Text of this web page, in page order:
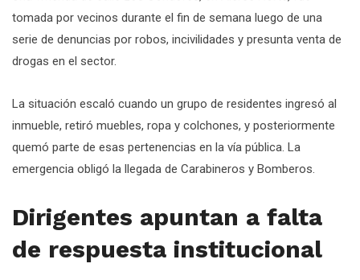
tomada por vecinos durante el fin de semana luego de una
serie de denuncias por robos, incivilidades y presunta venta de
drogas en el sector.
La situación escaló cuando un grupo de residentes ingresó al
inmueble, retiró muebles, ropa y colchones, y posteriormente
quemó parte de esas pertenencias en la vía pública. La
emergencia obligó la llegada de Carabineros y Bomberos.
Dirigentes apuntan a falta
de respuesta institucional